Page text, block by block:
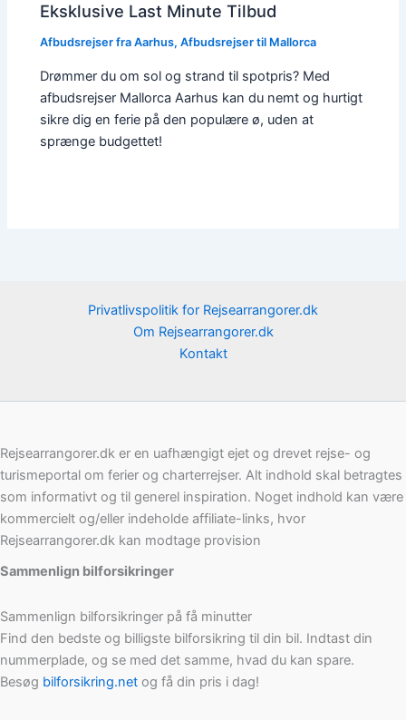
Eksklusive Last Minute Tilbud
Afbudsrejser fra Aarhus,Afbudsrejser til Mallorca
Drømmer du om sol og strand til spotpris? Med
afbudsrejser Mallorca Aarhus kan du nemt og hurtigt
sikre dig en ferie på den populære ø, uden at
sprænge budgettet!
Privatlivspolitik for Rejsearrangorer.dk
Om Rejsearrangorer.dk
Kontakt
Rejsearrangorer.dk er en uafhængigt ejet og drevet rejse- og
turismeportal om ferier og charterrejser. Alt indhold skal betragtes
som informativt og til generel inspiration. Noget indhold kan være
kommercielt og/eller indeholde affiliate-links, hvor
Rejsearrangorer.dk kan modtage provision
Sammenlign bilforsikringer
Sammenlign bilforsikringer på få minutter
Find den bedste og billigste bilforsikring til din bil. Indtast din
nummerplade, og se med det samme, hvad du kan spare.
Besøg bilforsikring.net og få din pris i dag!